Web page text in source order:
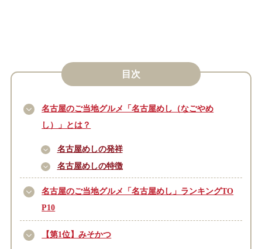
目次
名古屋のご当地グルメ「名古屋めし（なごやめ
し）」とは？
名古屋めしの発祥
名古屋めしの特徴
名古屋のご当地グルメ「名古屋めし」ランキングTO
P10
【第1位】みそかつ